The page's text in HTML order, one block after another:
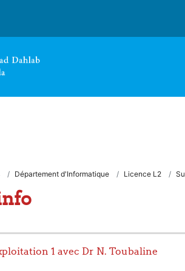
Département d'Informatique Licence L2
1 avec Dr N. Toubaline